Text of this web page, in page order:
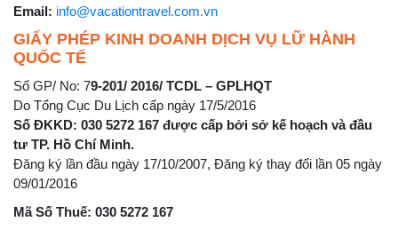
Email: info@vacationtravel.com.vn
GIẤY PHÉP KINH DOANH DỊCH VỤ LỮ HÀNH
QUỐC TẾ
Số GP/ No: 79-201/ 2016/ TCDL – GPLHQT
Do Tổng Cục Du Lịch cấp ngày 17/5/2016
Số ĐKKD: 030 5272 167 được cấp bởi sở kế hoạch và đầu
tư TP. Hồ Chí Minh.
Đăng ký lần đầu ngày 17/10/2007, Đăng ký thay đổi lần 05 ngày
09/01/2016
Mã Số Thuế: 030 5272 167